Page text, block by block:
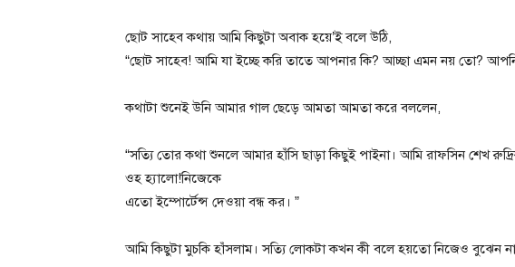
ছোট সাহেব কথায় আমি কিছুটা অবাক হয়ে’ই বলে উঠি,
“ছোট সাহেব! আমি যা ইচ্ছে করি তাতে আপনার কি? আচ্ছা এমন নয় তো? আপনি
কথাটা শুনেই উনি আমার গাল ছেড়ে আমতা আমতা করে বললেন,
“সত্যি তোর কথা শুনলে আমার হাঁসি ছাড়া কিছুই পাইনা। আমি রাফসিন শেখ
ওহ হ্যালো!নিজেকে
এতো ইম্পোর্টেন্স দেওয়া বন্ধ কর। ”
আমি কিছুটা মুচকি হাঁসলাম। সত্যি লোকটা কখন কী বলে হয়তো নিজেও বুঝেন